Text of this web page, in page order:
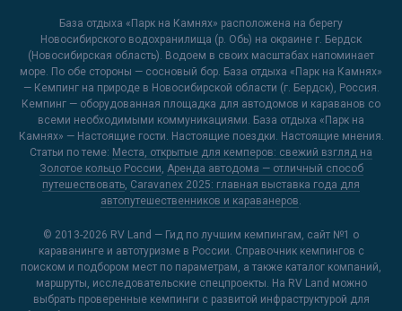
База отдыха «Парк на Камнях» расположена на берегу
Новосибирского водохранилища (р. Обь) на окраине г. Бердск
(Новосибирская область). Водоем в своих масштабах напоминает
море. По обе стороны — сосновый бор. База отдыха «Парк на Камнях»
— Кемпинг на природе в Новосибирской области (г. Бердск), Россия.
Кемпинг — оборудованная площадка для автодомов и караванов со
всеми необходимыми коммуникациями. База отдыха «Парк на
Камнях» — Настоящие гости. Настоящие поездки. Настоящие мнения.
Статьи по теме: Места, открытые для кемперов: свежий взгляд на
Золотое кольцо России, Аренда автодома — отличный способ
путешествовать, Caravanex 2025: главная выставка года для
автопутешественников и караванеров.
© 2013-2026 RV Land — Гид по лучшим кемпингам, сайт №1 о
караванинге и автотуризме в России. Справочник кемпингов с
поиском и подбором мест по параметрам, а также каталог компаний,
маршруты, исследовательские спецпроекты. На RV Land можно
выбрать проверенные кемпинги с развитой инфраструктурой для